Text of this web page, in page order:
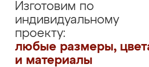
Изготовим по
индивидуальному
проекту:
любые размеры,
и материалы